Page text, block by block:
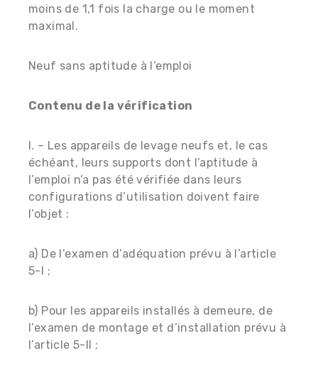
moins de 1,1 fois la charge ou le moment
maximal.
Neuf sans aptitude à l’emploi
Contenu de la vérification
I. – Les appareils de levage neufs et, le cas
échéant, leurs supports dont l’aptitude à
l’emploi n’a pas été vérifiée dans leurs
configurations d’utilisation doivent faire
l’objet :
a) De l’examen d’adéquation prévu à l’article
5-I ;
b) Pour les appareils installés à demeure, de
l’examen de montage et d’installation prévu à
l’article 5-II ;